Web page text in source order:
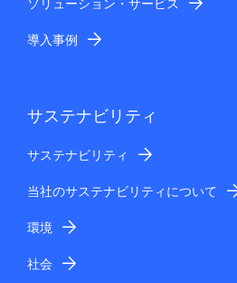
ソリューション・サービス
導入事例
サステナビリティ
サステナビリティ
当社のサステナビリティについて
環境
社会